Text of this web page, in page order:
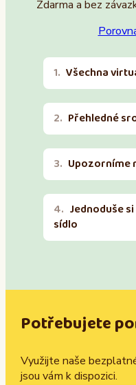
Zdarma a bez
Všechna
Přehledné
Upozorníme
Jednoduše
sídlo
Potřebujete
Využijte naše
jsou vám k dispozici.